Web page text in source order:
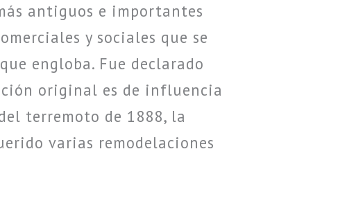
antiguos e importantes
y sociales que se
engloba. Fue declarado
original es de influencia
terremoto de 1888, la
varias remodelaciones